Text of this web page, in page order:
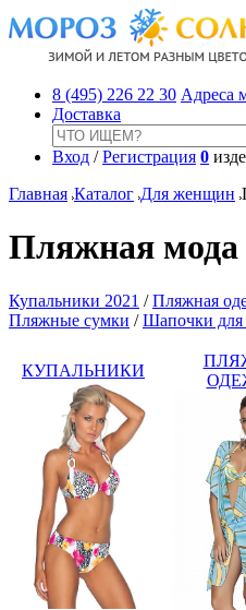
8 (495) 226 22 30 Адреса
Доставка
Вход /Регистрация 0
Главная Каталог Для женщин
Пляжная мода
Купальники 2021 / Пляжная
Пляжные сумки / Шапочки для
КУПАЛЬНИКИ